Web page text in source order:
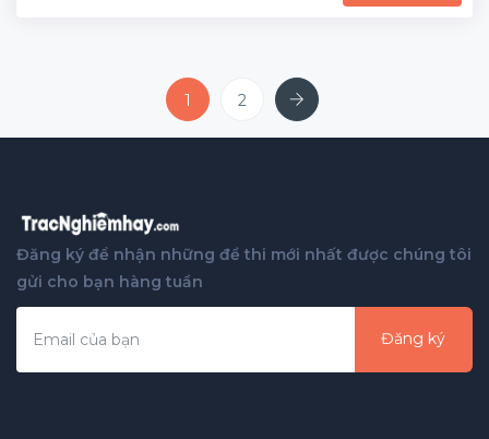
1 2 Next
Đăng ký để nhận những đề thi mới nhất được chúng tôi
gửi cho bạn hàng tuần
Đăng ký